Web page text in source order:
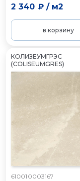
2 340 ₽/ м2
в корзину
КОЛИЗЕУМГРЭС
(COLISEUMGRES)
610010003167